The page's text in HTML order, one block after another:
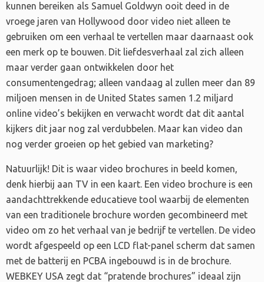
kunnen bereiken als Samuel Goldwyn ooit deed in de
vroege jaren van Hollywood door video niet alleen te
gebruiken om een verhaal te vertellen maar daarnaast ook
een merk op te bouwen. Dit liefdesverhaal zal zich alleen
maar verder gaan ontwikkelen door het
consumentengedrag; alleen vandaag al zullen meer dan 89
miljoen mensen in de United States samen 1.2 miljard
online video’s bekijken en verwacht wordt dat dit aantal
kijkers dit jaar nog zal verdubbelen. Maar kan video dan
nog verder groeien op het gebied van marketing?
Natuurlijk! Dit is waar video brochures in beeld komen,
denk hierbij aan TV in een kaart. Een video brochure is een
aandachttrekkende educatieve tool waarbij de elementen
van een traditionele brochure worden gecombineerd met
video om zo het verhaal van je bedrijf te vertellen. De video
wordt afgespeeld op een LCD flat-panel scherm dat samen
met de batterij en PCBA ingebouwd is in de brochure.
WEBKEY USA zegt dat “pratende brochures” ideaal zijn